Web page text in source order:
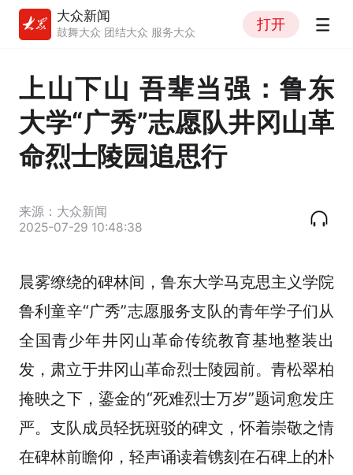
大众新闻
鼓舞大众 团结大众 服务大众
打开
上山下山 吾辈当强：鲁东
大学“广秀”志愿队井冈山革
命烈士陵园追思行
来源：大众新闻
2025-07-29 10:48:38
晨雾缭绕的碑林间，鲁东大学马克思主义学院
鲁利童辛“广秀”志愿服务支队的青年学子们从
全国青少年井冈山革命传统教育基地整装出
发，肃立于井冈山革命烈士陵园前。青松翠柏
掩映之下，鎏金的“死难烈士万岁”题词愈发庄
严。支队成员轻抚斑驳的碑文，怀着崇敬之情
在碑林前瞻仰，轻声诵读着镌刻在石碑上的朴